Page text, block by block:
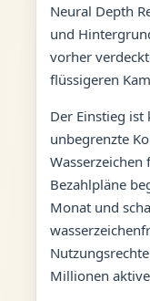
Neural Depth
und
vorher
flüssigeren
Der Einstieg ist
unbegrenzte
Bezahlpläne
Monat und
Millionen